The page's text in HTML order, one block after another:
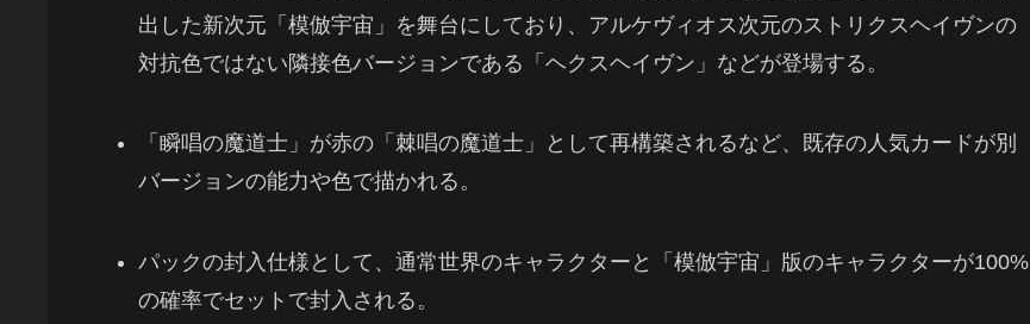
出した新次元「模倣宇宙」を舞台にしており、アルケヴィオス次元のストリクスヘイヴンの
対抗色ではない隣接色バージョンである「ヘクスヘイヴン」などが登場する。
「瞬唱の魔道士」が赤の「棘唱の魔道士」として再構築されるなど、既存の人気カードが別
バージョンの能力や色で描かれる。
パックの封入仕様として、通常世界のキャラクターと「模倣宇宙」版のキャラクターが100%
の確率でセットで封入される。